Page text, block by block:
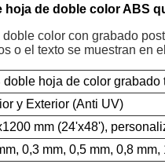
hoja de doble color ABS
doble color con grabado
o el texto se muestran en
doble hoja de color grabado
y Exterior (Anti UV)
mm (24'x48'),
0,3 mm, 0,5 mm, 0,8